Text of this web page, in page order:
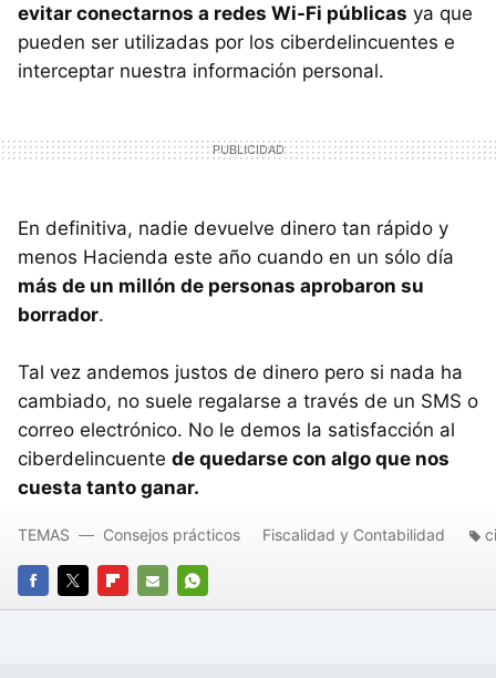
evitar conectarnos a redes Wi-Fi públicas ya que
pueden ser utilizadas por los ciberdelincuentes e
interceptar nuestra información personal.
En definitiva, nadie devuelve dinero tan rápido y
menos Hacienda este año cuando en un sólo día
más de un millón de personas aprobaron su
borrador.
Tal vez andemos justos de dinero pero si nada ha
cambiado, no suele regalarse a través de un SMS o
correo electrónico. No le demos la satisfacción al
ciberdelincuente de quedarse con algo que nos
cuesta tanto ganar.
FACEBOOK
TWITTERFLIPBOARD
E-
WHATSAPP
TEMAS Consejos prácticos Fiscalidad y Contabilidad